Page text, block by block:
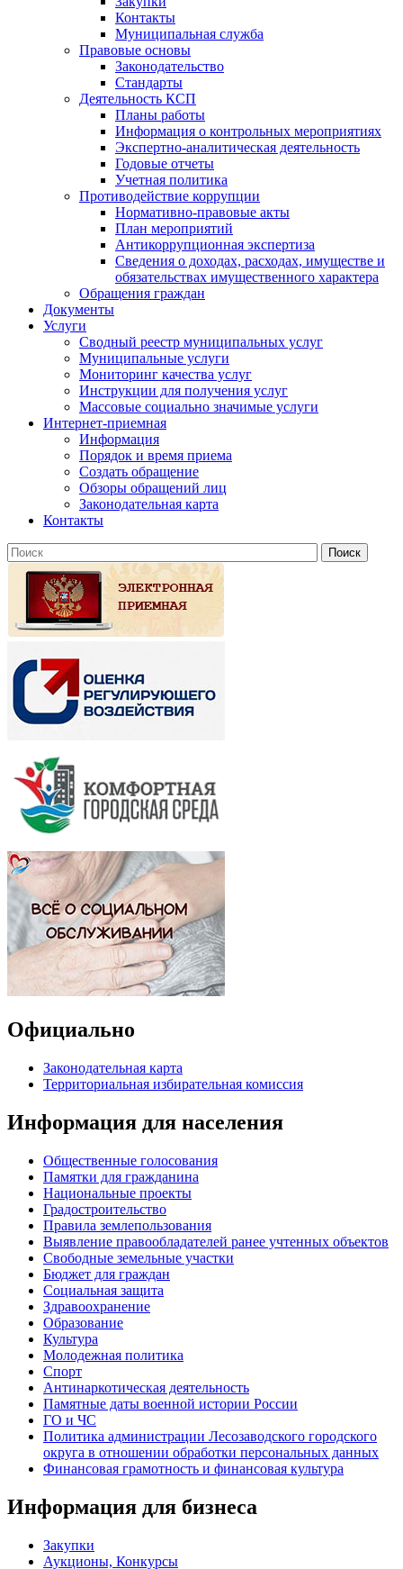
Контакты
Муниципальная служба
Правовые основы
Законодательство
Стандарты
Деятельность КСП
Планы работы
Информация о контрольных мероприятиях
Экспертно-аналитическая деятельность
Годовые отчеты
Учетная политика
Противодействие коррупции
Нормативно-правовые акты
План мероприятий
Антикоррупционная экспертиза
Сведения о доходах, расходах, имуществе и
обязательствах имущественного характера
Обращения граждан
Документы
Услуги
Сводный реестр муниципальных услуг
Муниципальные услуги
Мониторинг качества услуг
Инструкции для получения услуг
Массовые социально значимые услуги
Интернет-приемная
Информация
Порядок и время приема
Создать обращение
Обзоры обращений лиц
Законодательная карта
Контакты
Официально
Законодательная карта
Территориальная избирательная комиссия
Информация для населения
Общественные голосования
Памятки для гражданина
Национальные проекты
Градостроительство
Правила землепользования
Выявление правообладателей ранее учтенных объектов
Свободные земельные участки
Бюджет для граждан
Социальная защита
Здравоохранение
Образование
Культура
Молодежная политика
Спорт
Антинаркотическая деятельность
Памятные даты военной истории России
ГО и ЧС
Политика администрации Лесозаводского городского
округа в отношении обработки персональных данных
Финансовая грамотность и финансовая культура
Информация для бизнеса
Закупки
Аукционы, Конкурсы